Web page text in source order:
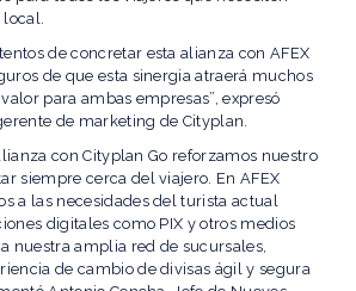
local.
de concretar esta alianza con AFEX
de que esta sinergia atraerá muchos
para ambas empresas”, expresó
de marketing de Cityplan.
con Cityplan Go reforzamos nuestro
siempre cerca del viajero. En AFEX
a las necesidades del turista actual
digitales como PIX y otros medios
nuestra amplia red de sucursales,
de cambio de divisas ágil y segura